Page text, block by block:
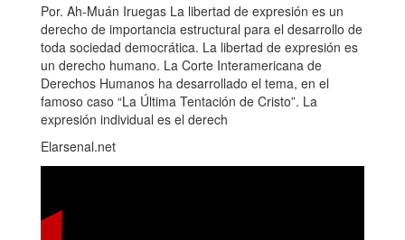
Por. Ah-Muán Iruegas La libertad de expresión es un
derecho de importancia estructural para el desarrollo de
toda sociedad democrática. La libertad de expresión es
un derecho humano. La Corte Interamericana de
Derechos Humanos ha desarrollado el tema, en el
famoso caso “La Última Tentación de Cristo”. La
expresión individual es el derech
Elarsenal.net